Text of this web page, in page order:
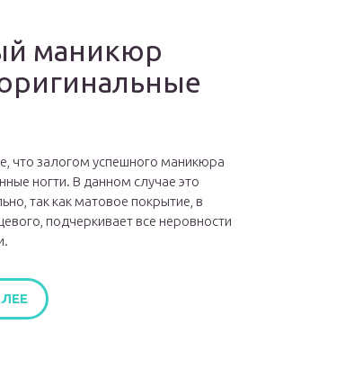
маникюр
что залогом успешного маникюра
ногти. В данном случае это
так как матовое покрытие, в
подчеркивает все неровности